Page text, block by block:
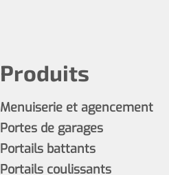
Produits
Menuiserie et agencement
Portes de garages
Portails battants
Portails coulissants